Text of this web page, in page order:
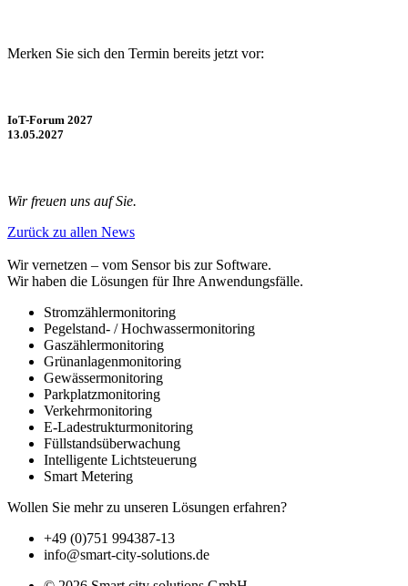
Merken Sie sich den Termin bereits jetzt vor:
IoT-Forum 2027
13.05.2027
Wir freuen uns auf Sie.
Zurück zu allen News
Wir vernetzen – vom Sensor bis zur Software.
Wir haben die Lösungen für Ihre Anwendungsfälle.
Stromzählermonitoring
Pegelstand- / Hochwassermonitoring
Gaszählermonitoring
Grünanlagenmonitoring
Gewässermonitoring
Parkplatzmonitoring
Verkehrmonitoring
E-Ladestrukturmonitoring
Füllstandsüberwachung
Intelligente Lichtsteuerung
Smart Metering
Wollen Sie mehr zu unseren Lösungen erfahren?
+49 (0)751 994387-13
info@smart-city-solutions.de